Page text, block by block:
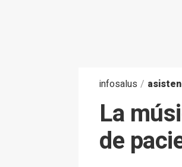
infosalus /
La
de